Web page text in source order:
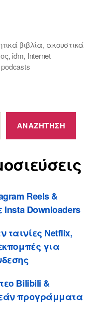
βιβλία, ακουστικά
, idm, Internet
podcasts
ΑΝΑΖΉΤΗΣΗ
Reels &
Insta Downloaders
Netflix,
για
Bilibili &
προγράμματα